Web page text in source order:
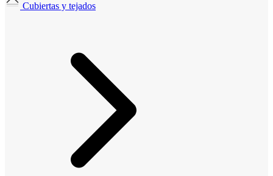
Cubiertas y tejados